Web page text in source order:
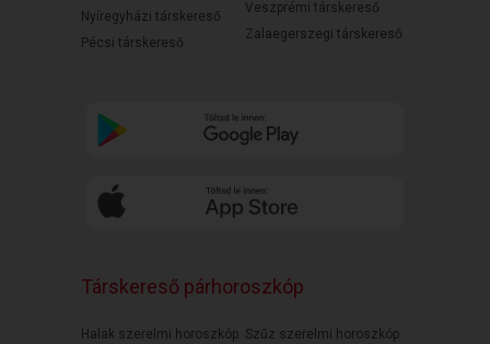
Nyíregyházi társkereső
Pécsi társkereső
Veszprémi társkereső
Zalaegerszegi társkereső
Társkereső párhoroszkóp
Halak szerelmi horoszkóp Szűz szerelmi horoszkóp